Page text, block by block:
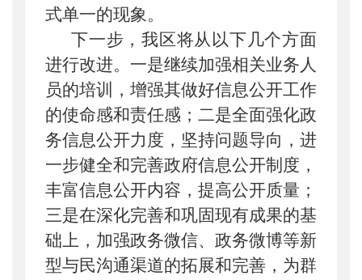
式单一的现象。
下一步，我区将从以下几个方面
进行改进。一是继续加强相关业务人
员的培训，增强其做好信息公开工作
的使命感和责任感；二是全面强化政
务信息公开力度，坚持问题导向，进
一步健全和完善政府信息公开制度，
丰富信息公开内容，提高公开质量；
三是在深化完善和巩固现有成果的基
础上，加强政务微信、政务微博等新
型与民沟通渠道的拓展和完善，为群